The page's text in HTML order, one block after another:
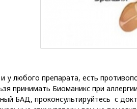
у любого препарата, есть
принимать Биоманикс при
БАД, проконсультируйтесь с